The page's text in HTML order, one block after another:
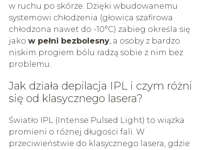
w ruchu po skórze. Dzięki wbudowanemu
systemowi chłodzenia (głowica szafirowa
chłodzona nawet do -10°C) zabieg określa się
jako w pełni bezbolesny, a osoby z bardzo
niskim progiem bólu radzą sobie z nim bez
problemu.
Jak działa depilacja IPL i czym różni
się od klasycznego lasera?
Światło IPL (Intense Pulsed Light) to wiązka
promieni o różnej długości fali. W
przeciwieństwie do klasycznego lasera, gdzie